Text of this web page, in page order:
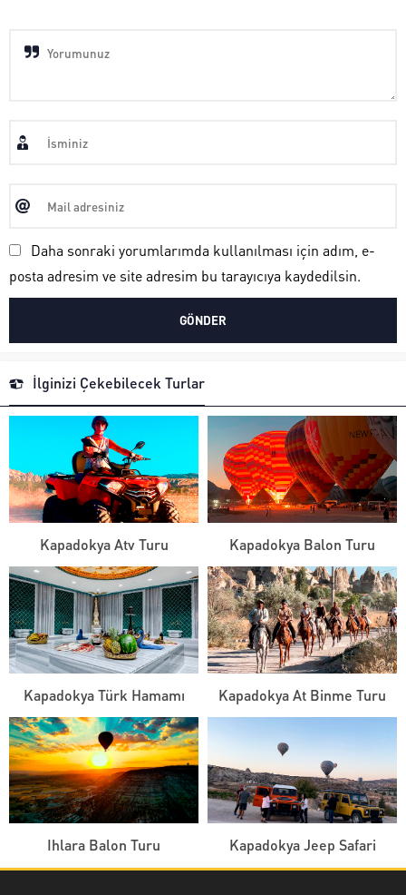
Daha sonraki yorumlarımda kullanılması için adım, e-
posta adresim ve site adresim bu tarayıcıya kaydedilsin.
İlginizi Çekebilecek Turlar
Kapadokya Atv Turu Kapadokya Balon Turu
Kapadokya Türk Hamamı Kapadokya At Binme Turu
Ihlara Balon Turu Kapadokya Jeep Safari